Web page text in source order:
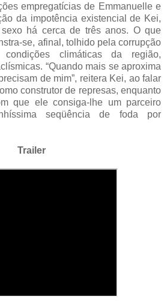
empregatícias de Emmanuelle e
da impotência existencial de Kei,
há cerca de três anos. O que
se, afinal, tolhido pela corrupção
climáticas da região,
“Quando mais se aproxima
de mim”, reitera Kei, ao falar
construtor de represas, enquanto
que ele consiga-lhe um parceiro
seqüência de foda por
Trailer